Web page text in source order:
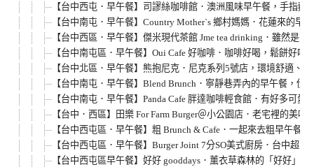
【台中西屯．早午餐】司謬絲咖啡館．澳洲風味早午餐，手指麵
【台中南屯．早午餐】Country Mother`s 鄉村媽媽．花蓮來的
【台中西區．早午餐】傑米現代茶館 Jme tea drinking．雖然是
【台中南屯區．早午餐】Oui Cafe 好咖啡．咖啡好喝，鬆餅好吃
【台中北區．早午餐】熊抱尼克．尼克系列5號店，環境舒適、
【台中南屯．早午餐】Blend Brunch．寧靜巷弄內的早午餐，份
【台中南屯．早午餐】Panda Cafe 胖達咖啡輕食館．有好多可愛
【台中．西區】田樂 For Farm Burger＠小公園店．老宅裡的美味
【台中西屯區．早午餐】粗 Brunch & Cafe．一起來去粗早午餐
【台中西屯區．早午餐】Burger Joint 7分SO美式廚房．台中超人
【台中西屯區早午餐】好好 gooddays．薰衣草森林的「好好」